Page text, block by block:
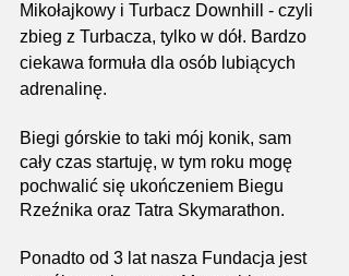
Mikołajkowy i Turbacz Downhill - czyli
zbieg z Turbacza, tylko w dół. Bardzo
ciekawa formuła dla osób lubiących
adrenalinę.
Biegi górskie to taki mój konik, sam
cały czas startuję, w tym roku mogę
pochwalić się ukończeniem Biegu
Rzeźnika oraz Tatra Skymarathon.
Ponadto od 3 lat nasza Fundacja jest